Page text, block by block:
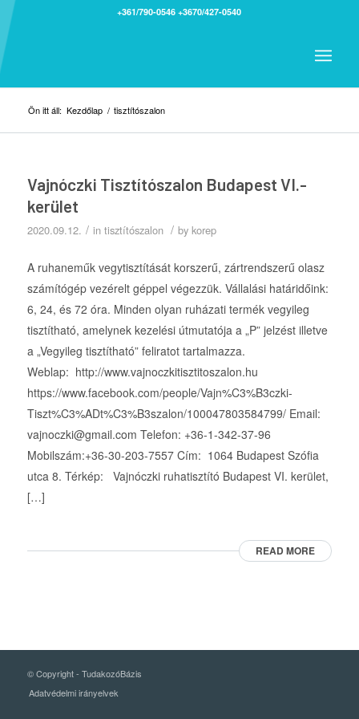
+361/790-0546 +3670/427-0540
Ön itt áll: Kezdőlap / tisztítószalon
Vajnóczki Tisztítószalon Budapest VI.-
kerület
2020.09.12. / in tisztítószalon / by korep
A ruhaneműk vegytisztítását korszerű, zártrendszerű olasz
számítógép vezérelt géppel végezzük. Vállalási határidőink:
6, 24, és 72 óra. Minden olyan ruházati termék vegyileg
tisztítható, amelynek kezelési útmutatója a „P” jelzést illetve
a „Vegyileg tisztítható” feliratot tartalmazza.
Weblap: http://www.vajnoczkitisztitoszalon.hu
https://www.facebook.com/people/Vajn%C3%B3czki-
Tiszt%C3%ADt%C3%B3szalon/100047803584799/ Email:
vajnoczki@gmail.com Telefon: +36-1-342-37-96
Mobilszám:+36-30-203-7557 Cím: 1064 Budapest Szófia
utca 8. Térkép: Vajnóczki ruhatisztító Budapest VI. kerület,
[…]
READ MORE
© Copyright - TudakozóBázis
Adatvédelmi irányelvek